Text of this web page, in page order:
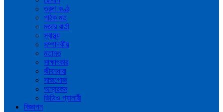
তরুণ কণ্ঠ
পাঠক মত
মজার বার্তা
স্বাস্থ্য
সম্পাদকীয়
মতামত
সাক্ষাৎকার
জীবনধারা
সাজগোজ
অন্যরকম
ভিডিও গ্যালারী
বিজ্ঞাপন